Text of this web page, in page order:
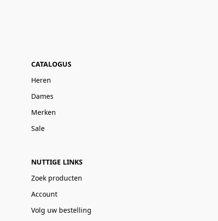
CATALOGUS
Heren
Dames
Merken
Sale
NUTTIGE LINKS
Zoek producten
Account
Volg uw bestelling